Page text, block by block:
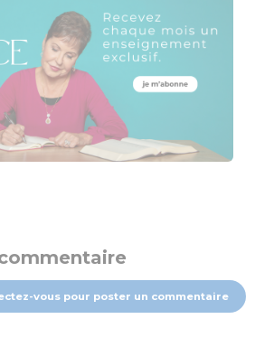
vous pour poster un commentaire